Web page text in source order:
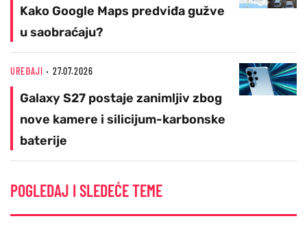
Kako Google Maps predviđa gužve
u saobraćaju?
UREĐAJI 27.07.2026
Galaxy S27 postaje zanimljiv zbog
nove kamere i silicijum-karbonske
baterije
POGLEDAJ I SLEDEĆE TEME